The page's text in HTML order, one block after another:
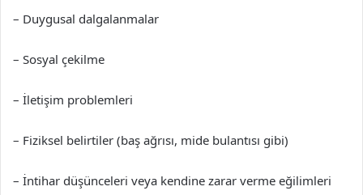
– Duygusal dalgalanmalar
– Sosyal çekilme
– İletişim problemleri
– Fiziksel belirtiler (baş ağrısı, mide bulantısı gibi)
– İntihar düşünceleri veya kendine zarar verme eğilimleri